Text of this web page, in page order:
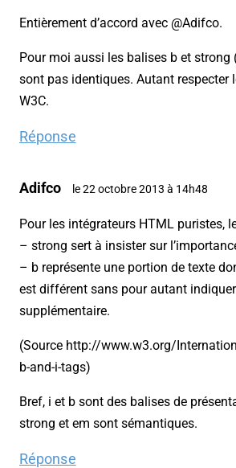
Entièrement d’accord avec @Adifco.
Pour moi aussi les balises b et strong
sont pas identiques. Autant respecter
W3C.
Réponse
Adifco le 22 octobre 2013 à 14h48
Pour les intégrateurs HTML puristes,
– strong sert à insister sur
– b représente une portion de texte
est différent sans pour autant
supplémentaire.
(Source http://www.w3.org/
b-and-i-tags)
Bref, i et b sont des balises de
strong et em sont sémantiques.
Réponse